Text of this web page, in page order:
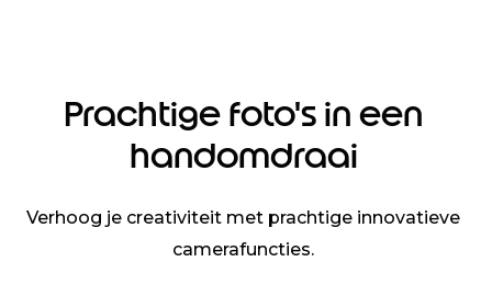
Prachtige foto's in een
handomdraai
Verhoog je creativiteit met prachtige innovatieve
camerafuncties.